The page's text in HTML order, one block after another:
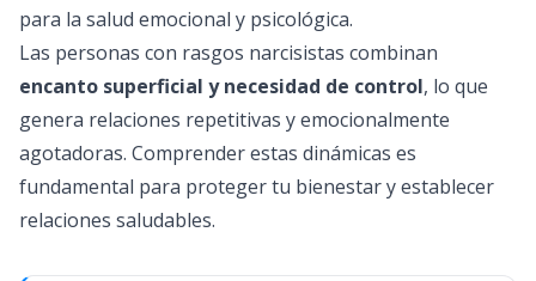
para la salud emocional y psicológica.
Las personas con rasgos narcisistas combinan
encanto superficial y necesidad de control, lo que
genera relaciones repetitivas y emocionalmente
agotadoras. Comprender estas dinámicas es
fundamental para proteger tu bienestar y establecer
relaciones saludables.